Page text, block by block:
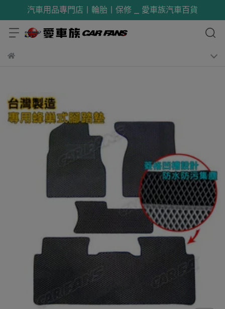
汽車用品專門店丨輪胎丨保修 _ 愛車族汽車百貨